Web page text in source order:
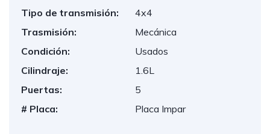
Tipo de transmisión:
4x4
Trasmisión:
Mecánica
Condición:
Usados
Cilindraje:
1.6L
Puertas:
5
# Placa:
Placa Impar